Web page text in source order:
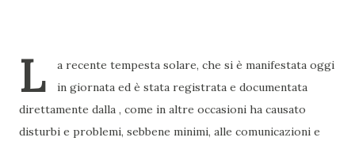
L
a recente tempesta solare, che si è manifestata oggi
in giornata ed è stata registrata e documentata
direttamente dalla , come in altre occasioni ha causato
disturbi e problemi, sebbene minimi, alle comunicazioni e